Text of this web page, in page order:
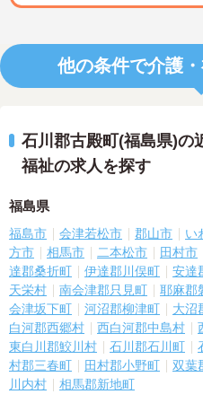
他の条件で介護
石川郡古殿町(福島県)の
福祉の求人を探す
福島県
福島市 会津若松市 郡山市 い
方市
相馬市 二本松市 田村市
達郡桑折町
伊達郡川俣町 安達
天栄村
南会津郡只見町 耶麻郡
会津坂下町
河沼郡柳津町 大沼
白河郡西郷村
西白河郡中島村
東白川郡鮫川村
石川郡石川町
村郡三春町
田村郡小野町 双葉
川内村
相馬郡新地町